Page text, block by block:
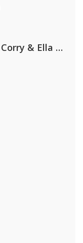
Nathan Dawe, Joel Corry & Ella Henderson